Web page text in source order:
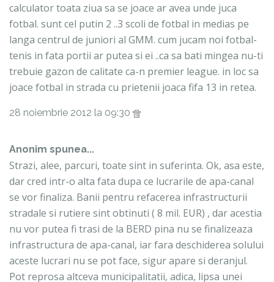
calculator toata ziua sa se joace ar avea unde juca
fotbal. sunt cel putin 2 ..3 scoli de fotbal in medias pe
langa centrul de juniori al GMM. cum jucam noi fotbal-
tenis in fata portii ar putea si ei ..ca sa bati mingea nu-ti
trebuie gazon de calitate ca-n premier league. in loc sa
joace fotbal in strada cu prietenii joaca fifa 13 in retea.
28 noiembrie 2012 la 09:30
Anonim spunea...
Strazi, alee, parcuri, toate sint in suferinta. Ok, asa este,
dar cred intr-o alta fata dupa ce lucrarile de apa-canal
se vor finaliza. Banii pentru refacerea infrastructurii
stradale si rutiere sint obtinuti ( 8 mil. EUR) , dar acestia
nu vor putea fi trasi de la BERD pina nu se finalizeaza
infrastructura de apa-canal, iar fara deschiderea solului
aceste lucrari nu se pot face, sigur apare si deranjul.
Pot reprosa altceva municipalitatii, adica, lipsa unei